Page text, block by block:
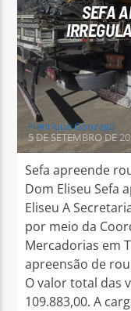
SEFA
Henrique Gonzaga
5 DE SETEMBRO DE
Sefa apreende
Dom Eliseu Sefa
Eliseu A
por meio da
Mercadorias em
apreensão de
O valor total das
109.883,00. A